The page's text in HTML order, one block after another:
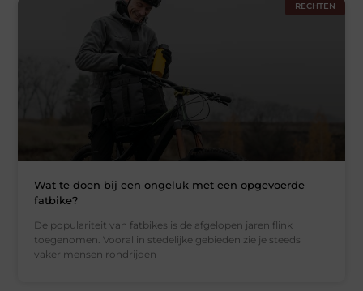
RECHTEN
Wat te doen bij een ongeluk met een opgevoerde
fatbike?
De populariteit van fatbikes is de afgelopen jaren flink
toegenomen. Vooral in stedelijke gebieden zie je steeds
vaker mensen rondrijden